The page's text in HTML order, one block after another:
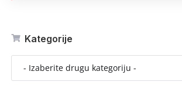
Kategorije